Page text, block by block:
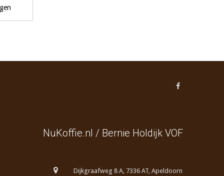
NuKoffie.nl / Bernie Holdijk VOF
Dijkgraafweg 8 A, 7336 AT, Apeldoorn